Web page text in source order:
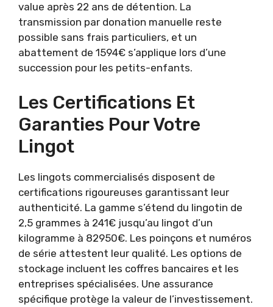
value après 22 ans de détention. La
transmission par donation manuelle reste
possible sans frais particuliers, et un
abattement de 1594€ s’applique lors d’une
succession pour les petits-enfants.
Les Certifications Et
Garanties Pour Votre
Lingot
Les lingots commercialisés disposent de
certifications rigoureuses garantissant leur
authenticité. La gamme s’étend du lingotin de
2,5 grammes à 241€ jusqu’au lingot d’un
kilogramme à 82950€. Les poinçons et numéros
de série attestent leur qualité. Les options de
stockage incluent les coffres bancaires et les
entreprises spécialisées. Une assurance
spécifique protège la valeur de l’investissement.